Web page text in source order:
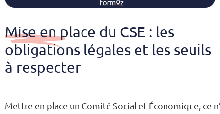
Mise en place du CSE : les
obligations légales et les seuils
à respecter
Mettre en place un Comité Social et Économique, ce